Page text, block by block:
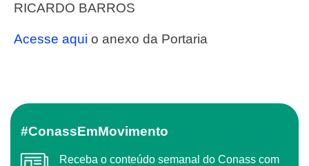
RICARDO BARROS
Acesse aqui o anexo da Portaria
#ConassEmMovimento
Receba o conteúdo semanal do Conass com